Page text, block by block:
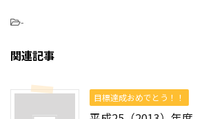
-
関連記事
目標達成おめでとう！！